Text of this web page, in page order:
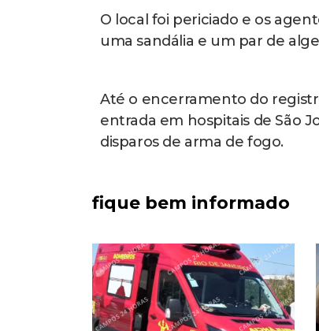
O local foi periciado e os
uma sandália e um par de
Até o encerramento do
entrada em hospitais de São
disparos de arma de fogo.
fique bem informado